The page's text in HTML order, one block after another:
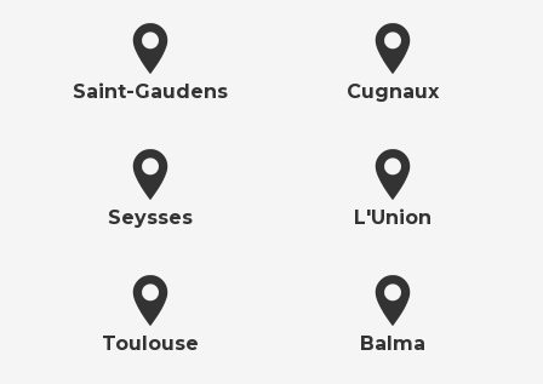
Saint-Gaudens Cugnaux
Seysses L'Union
Toulouse Balma